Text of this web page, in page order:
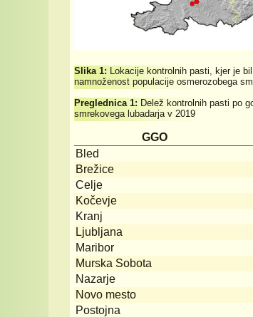
Slika 1: Lokacije kontrolnih pasti, kjer je
namnoženost populacije osmerozobega
Preglednica 1: Delež kontrolnih pasti po
smrekovega lubadarja v 2019
GGO
Bled
Brežice
Celje
Kočevje
Kranj
Ljubljana
Maribor
Murska Sobota
Nazarje
Novo mesto
Postojna